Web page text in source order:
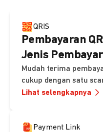
QRIS
Pembayaran
Jenis
Mudah terima
cukup dengan satu
Lihat selengkapnya
Payment Link